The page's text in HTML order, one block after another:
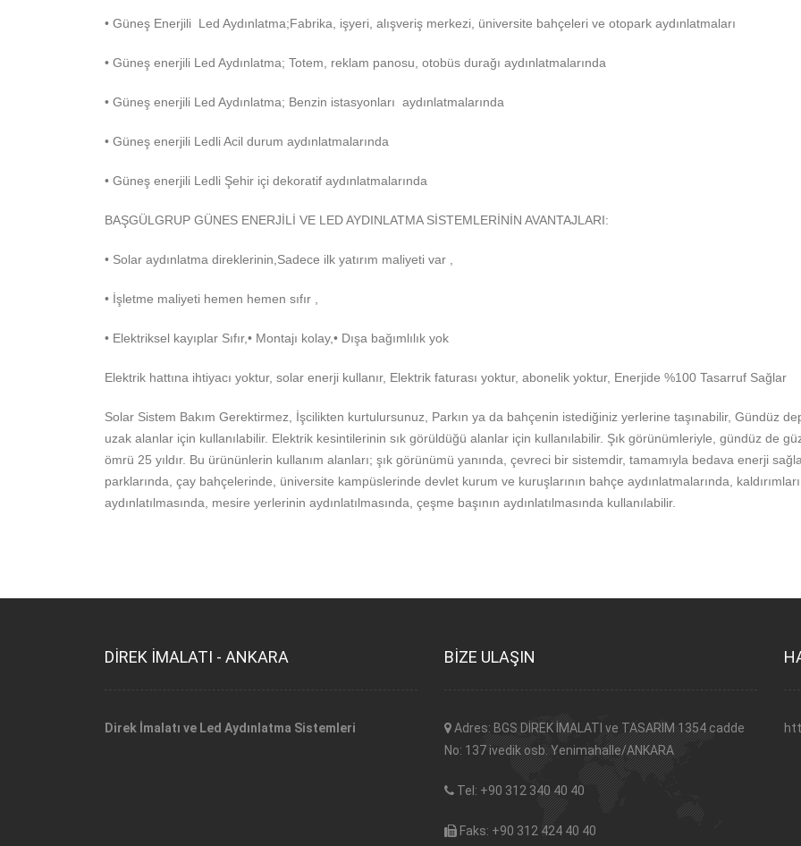
• Güneş Enerjili Led Aydınlatma;Fabrika, işyeri, alışveriş merkezi, üniversite bahçeleri ve otopark aydınlatmaları
• Güneş enerjili Led Aydınlatma; Totem, reklam panosu, otobüs durağı aydınlatmalarında
• Güneş enerjili Led Aydınlatma; Benzin istasyonları aydınlatmalarında
• Güneş enerjili Ledli Acil durum aydınlatmalarında
• Güneş enerjili Ledli Şehir içi dekoratif aydınlatmalarında
BAŞGÜLGRUP GÜNES ENERJİLİ VE LED AYDINLATMA SİSTEMLERİNİN AVANTAJLARI:
• Solar aydınlatma direklerinin,Sadece ilk yatırım maliyeti var ,
• İşletme maliyeti hemen hemen sıfır ,
• Elektriksel kayıplar Sıfır,• Montajı kolay,• Dışa bağımlılık yok
Elektrik hattına ihtiyacı yoktur, solar enerji kullanır, Elektrik faturası yoktur, abonelik yoktur, Enerjide %100 Tasarruf Sağlar
Solar Sistem Bakım Gerektirmez, İşcilikten kurtulursunuz, Parkın ya da bahçenin istediğiniz yerlerine taşınabilir, Gündüz
uzak alanlar için kullanılabilir. Elektrik kesintilerinin sık görüldüğü alanlar için kullanılabilir. Şık görünümleriyle, gündüz de
ömrü 25 yıldır. Bu ürününlerin kullanım alanları; şık görünümü yanında, çevreci bir sistemdir, tamamıyla bedava enerji
parklarında, çay bahçelerinde, üniversite kampüslerinde devlet kurum ve kuruşlarının bahçe aydınlatmalarında,
aydınlatılmasında, mesire yerlerinin aydınlatılmasında, çeşme başının aydınlatılmasında kullanılabilir.
DİREK İMALATI - ANKARA
Direk İmalatı ve Led Aydınlatma Sistemleri
BİZE ULAŞIN
Adres: BGS DİREK İMALATI ve TASARIM 1354 cadde
No: 137 ivedik osb. Yenimahalle/ANKARA
Tel: +90 312 340 40 40
Faks: +90 312 424 40 40